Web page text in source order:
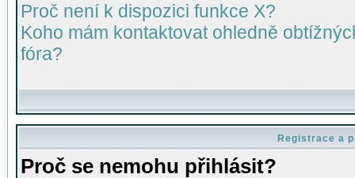
Proč není k dispozici funkce X?
Koho mám kontaktovat ohledně
fóra?
Registrace a
Proč se nemohu přihlásit?